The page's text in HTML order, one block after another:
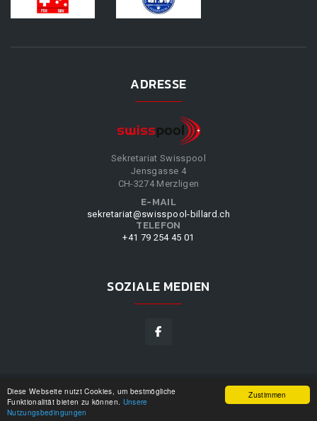
Zustimmen
Diese Webseite nutzt Cookies, um bestmögliche
Funktionalität bieten zu können. Unsere
Nutzungsbedingungen
ADRESSE
Sekretariat Swisspool
Jensgasse 4
CH-3274 Merzligen
E-MAIL
sekretariat@swisspool-billard.ch
TELEFON
+41 79 254 45 01
SOZIALE MEDIEN
SWISSPOOL©2026|DESIGN BY
UNSERE
NUTZUNGSBEDINGUNGEN